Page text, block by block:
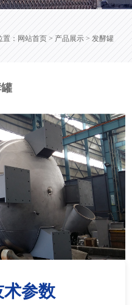
置： 网站首页> 产品展示 > 发酵罐
参数